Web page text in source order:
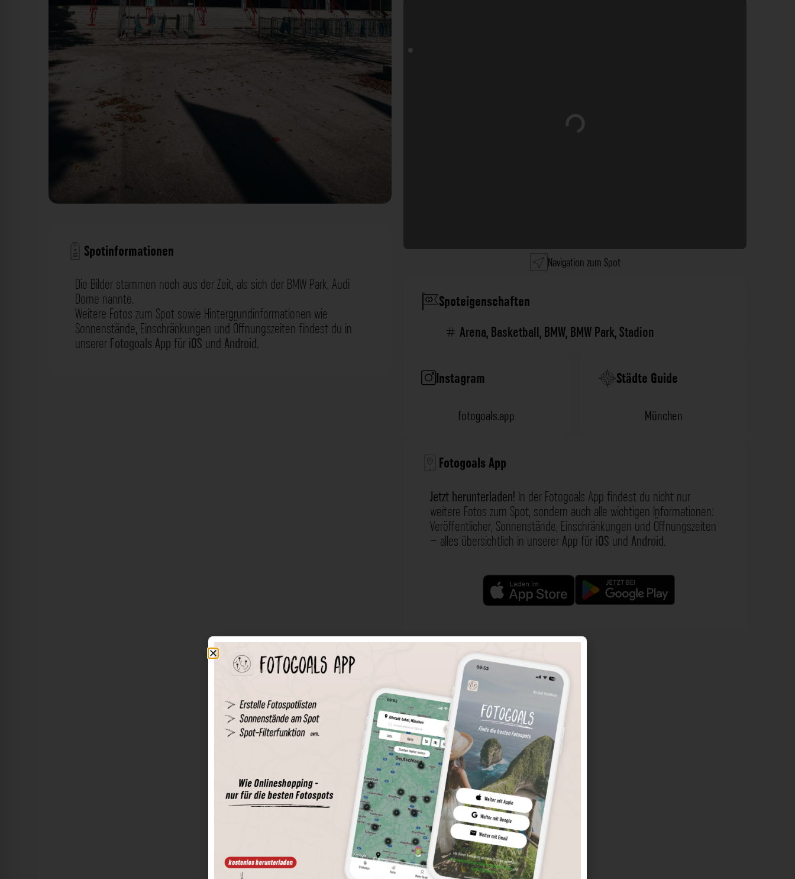
Spotinformationen
Die Bilder stammen noch aus der Zeit, als sich der BMW Park, Audi
Dome nannte.
Weitere Fotos zum Spot sowie Hintergrundinformationen wie
Sonnenstände, Einschränkungen und Öffnungszeiten findest du in
unsererFotogoals AppfüriOS undAndroid.
Wird geladen …
Navigation zum Spot
Spoteigenschaften
Arena,Basketball,BMW,BMW Park,Stadion
Instagram
fotogoals.app
Städte Guide
München
Fotogoals App
Jetzt herunterladen! In der Fotogoals App findest du nicht nur
weitere Fotos zum Spot, sondern auch alle wichtigen Informationen:
Veröffentlicher, Sonnenstände, Einschränkungen und Öffnungszeiten
– alles übersichtlich in unsererAppfüriOS undAndroid.